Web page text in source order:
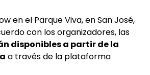
en el Parque Viva, en San José,
con los organizadores, las
disponibles a partir de la
a través de la plataforma